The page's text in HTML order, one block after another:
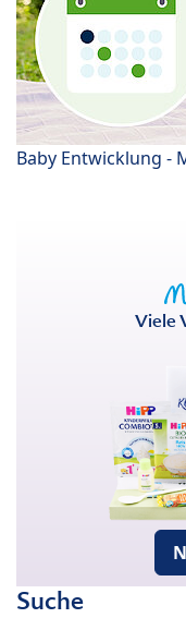
Baby Entwicklung -
Viele
Suche